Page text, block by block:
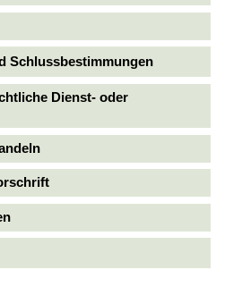
Schlussbestimmungen
Dienst- oder